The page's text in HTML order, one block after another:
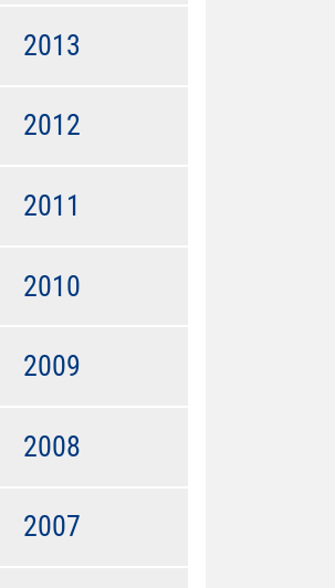
2013
2012
2011
2010
2009
2008
2007